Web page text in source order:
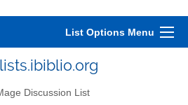
List Options Menu
Discussion List